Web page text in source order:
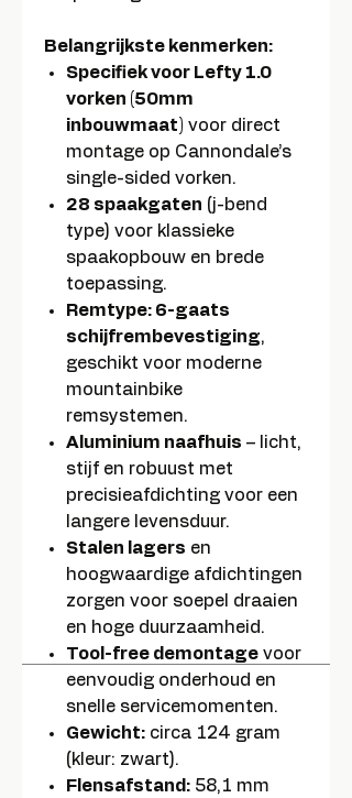
Belangrijkste kenmerken:
Specifiek voor Lefty 1.0
vorken (50mm
inbouwmaat) voor direct
montage op Cannondale’s
single-sided vorken.
28 spaakgaten (j-bend
type) voor klassieke
spaakopbouw en brede
toepassing.
Remtype: 6-gaats
schijfrembevestiging,
geschikt voor moderne
mountainbike
remsystemen.
Aluminium naafhuis – licht,
stijf en robuust met
precisieafdichting voor een
langere levensduur.
Stalen lagers en
hoogwaardige afdichtingen
zorgen voor soepel draaien
en hoge duurzaamheid.
Tool-free demontage voor
eenvoudig onderhoud en
snelle servicemomenten.
Gewicht: circa 124 gram
(kleur: zwart).
Flensafstand: 58,1 mm